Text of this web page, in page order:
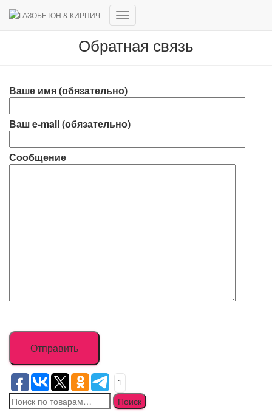
Переключить
Обратная связь
Ваше имя (обязательно)
Ваш e-mail (обязательно)
Сообщение
1
Искать: Поиск